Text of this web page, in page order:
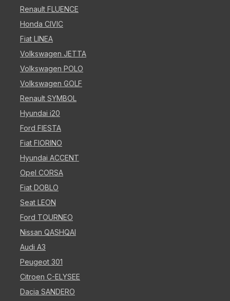
Renault FLUENCE
Honda CIVIC
Fiat LINEA
Volkswagen JETTA
Volkswagen POLO
Volkswagen GOLF
Renault SYMBOL
Hyundai i20
Ford FIESTA
Fiat FIORINO
Hyundai ACCENT
Opel CORSA
Fiat DOBLO
Seat LEON
Ford TOURNEO
Nissan QASHQAI
Audi A3
Peugeot 301
Citroen C-ELYSEE
Dacia SANDERO